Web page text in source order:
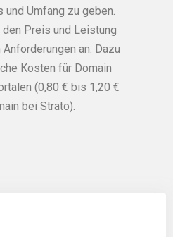
und Umfang zu geben.
Preis und Leistung
Anforderungen an. Dazu
Kosten für Domain
(0,80 € bis 1,20 €
bei Strato).